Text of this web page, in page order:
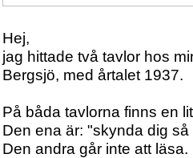
Hej,
jag hittade två tavlor hos
Bergsjö, med årtalet 1937.
På båda tavlorna finns en
Den ena är: "skynda dig
Den andra går inte att läsa.